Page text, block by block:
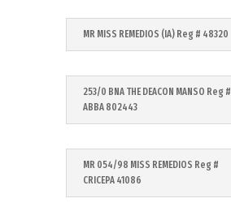
MR MISS REMEDIOS (IA) Reg # 48320
253/0 BNA THE DEACON MANSO Reg #
ABBA 802443
MR 054/98 MISS REMEDIOS Reg #
CRICEPA 41086